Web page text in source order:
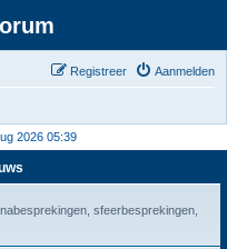
Aanmelden
Registreer
2026 05:39
sfeerbesprekingen,